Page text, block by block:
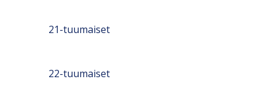
21-tuumaiset
22-tuumaiset